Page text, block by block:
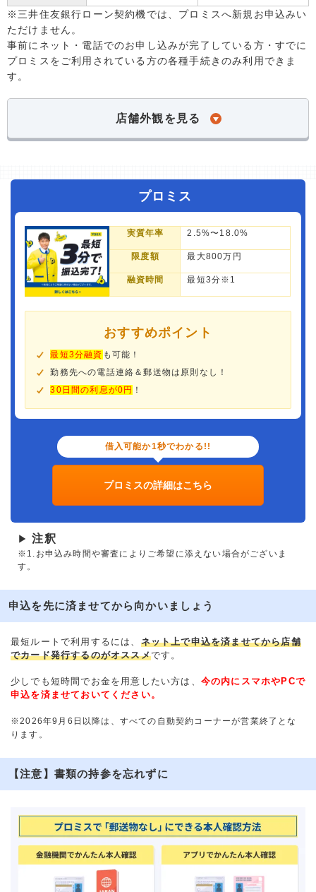
※三井住友銀行ローン契約機では、プロミスへ新規お申込みい
ただけません。
事前にネット・電話でのお申し込みが完了している方・すでに
プロミスをご利用されている方の各種手続きのみ利用できま
す。
店舗外観を見る
プロミス
実質年率 2.5%〜18.0%
限度額 最大800万円
融資時間 最短3分※1
おすすめポイント
最短3分融資 も可能！
勤務先への電話連絡＆郵送物は原則なし！
30日間の利息が0円 ！
借入可能か1秒でわかる!!
プロミスの詳細はこちら
▶ 注釈
※1.お申込み時間や審査によりご希望に添えない場合がございま
す。
申込を先に済ませてから向かいましょう
最短ルートで利用するには、 ネット上で申込を済ませてから店舗
でカード発行するのがオススメです。
少しでも短時間でお金を用意したい方は、 今の内にスマホやPCで
申込を済ませておいてください。
※2026年9月6日以降は、すべての自動契約コーナーが営業終了とな
ります。
【注意】書類の持参を忘れずに